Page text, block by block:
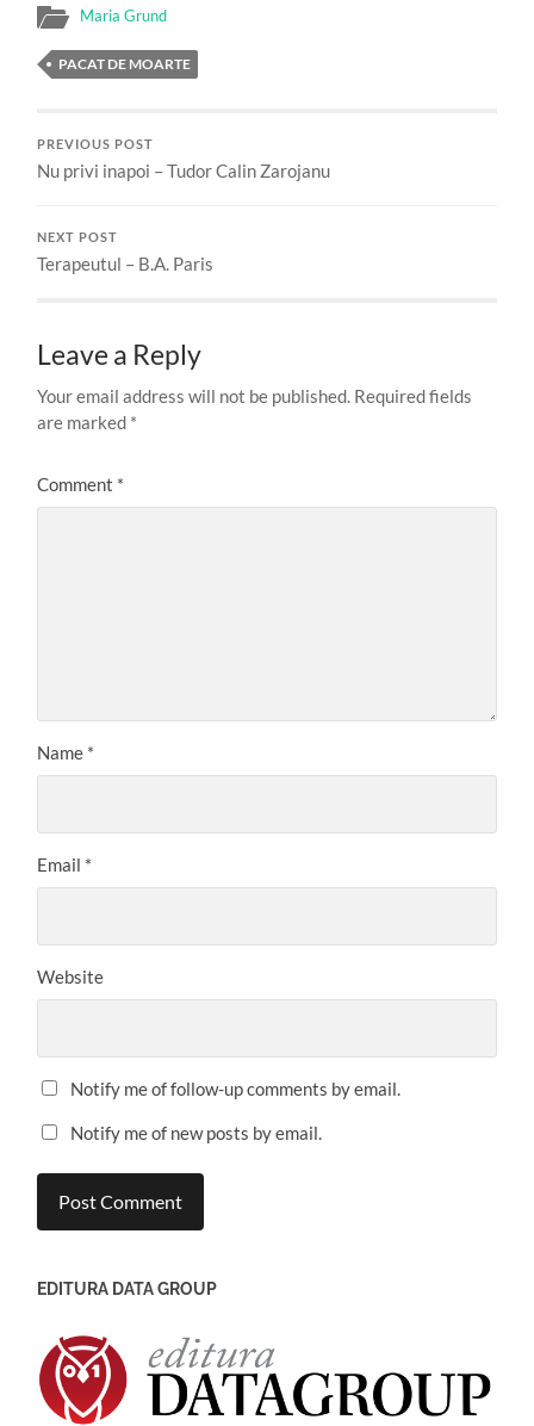
Maria Grund
PACAT DE MOARTE
PREVIOUS POST
Nu privi inapoi – Tudor Calin Zarojanu
NEXT POST
Terapeutul – B.A. Paris
Leave a Reply
Your email address will not be published. Required fields
are marked *
Comment *
Name *
Email *
Website
Notify me of follow-up comments by email.
Notify me of new posts by email.
EDITURA DATA GROUP